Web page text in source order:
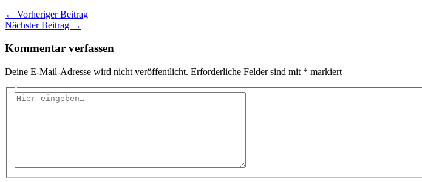
← Vorheriger Beitrag
Nächster Beitrag →
Kommentar verfassen
Deine E-Mail-Adresse wird nicht veröffentlicht. Erforderliche Felder sind mit * markiert
Hier